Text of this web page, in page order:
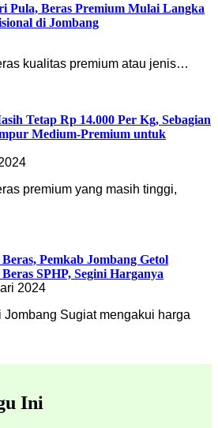
Pula, Beras Premium Mulai Langka
di Jombang
kualitas premium atau jenis…
Tetap Rp 14.000 Per Kg, Sebagian
Medium-Premium untuk
premium yang masih tinggi,
Pemkab Jombang Getol
SPHP, Segini Harganya
2024
Jombang Sugiat mengakui harga
Ini